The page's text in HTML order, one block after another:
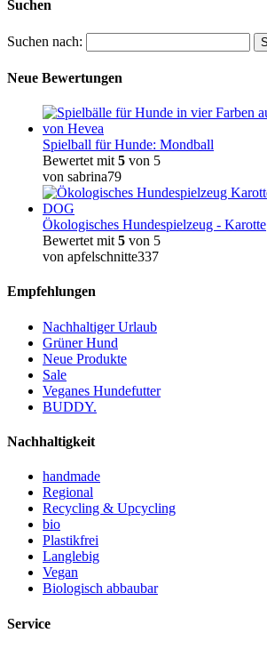
Suchen
Suchen nach:
Neue Bewertungen
Spielball für Hunde: Mondball
Bewertet mit 5 von 5
von sabrina79
Ökologisches Hundespielzeug - Karotte
Bewertet mit 5 von 5
von apfelschnitte337
Empfehlungen
Nachhaltiger Urlaub
Grüner Hund
Neue Produkte
Sale
Veganes Hundefutter
BUDDY.
Nachhaltigkeit
handmade
Regional
Recycling & Upcycling
bio
Plastikfrei
Langlebig
Vegan
Biologisch abbaubar
Service